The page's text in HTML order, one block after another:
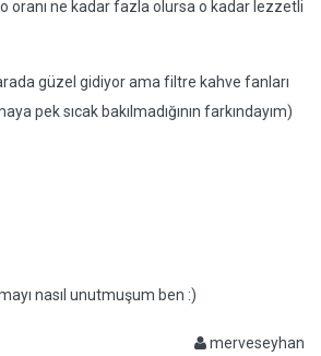
oranı ne kadar fazla olursa o kadar lezzetli
güzel gidiyor ama filtre kahve fanları
pek sıcak bakılmadığının farkındayım)
nasıl unutmuşum ben :)
merveseyhan